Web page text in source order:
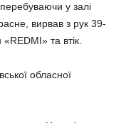
у залі
вирвав з рук 39-
та втік.
обласної